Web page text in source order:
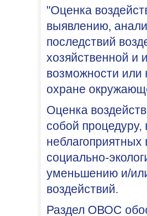
"Оценка
выявлению,
последствий
хозяйственной и
возможности или
охране
Оценка
собой
социально-
уменьшению и/
воздействий.
Раздел ОВОС